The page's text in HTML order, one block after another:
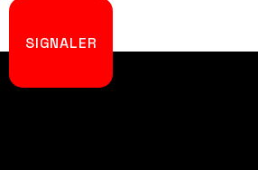
SIGNALER